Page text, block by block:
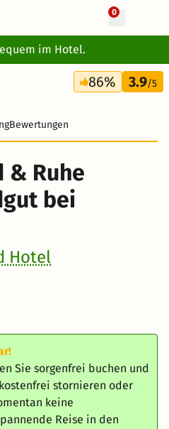
0
im Hotel.
4 Tage
183 €
86% 3.9/5
Bewertungen
& Ruhe
bei
Hotel
Sie sorgenfrei buchen und
kostenfrei stornieren oder
keine
Reise in den